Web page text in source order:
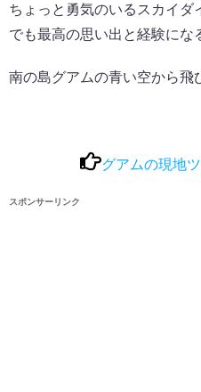
ちょっと勇気のいるスカイダ
でも最高の思い出と経験にな
南の島グアムの青い空から飛
グアムの現地
スポンサーリンク